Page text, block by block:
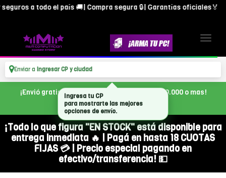
a todo el país 🚚| Compra segura 🔒| Garantías oficiales🏅
Enviar a Ingresar CP y ciudad
¡Envió gratis en CABA, con tu compra de $300.000 o mas!
¡Todo lo que figura "EN STOCK" está disponible para
entrega inmediata 🔥 | Pagá en hasta 18 CUOTAS
FIJAS 💳 | Precio especial pagando en
efectivo/transferencia! 💵
Ingresa tu CP
para mostrarte las mejores
opciones de envío.